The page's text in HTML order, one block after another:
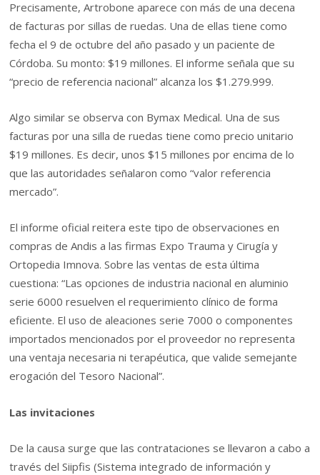
Precisamente, Artrobone aparece con más de una decena
de facturas por sillas de ruedas. Una de ellas tiene como
fecha el 9 de octubre del año pasado y un paciente de
Córdoba. Su monto: $19 millones. El informe señala que su
“precio de referencia nacional” alcanza los $1.279.999.
Algo similar se observa con Bymax Medical. Una de sus
facturas por una silla de ruedas tiene como precio unitario
$19 millones. Es decir, unos $15 millones por encima de lo
que las autoridades señalaron como “valor referencia
mercado”.
El informe oficial reitera este tipo de observaciones en
compras de Andis a las firmas Expo Trauma y Cirugía y
Ortopedia Imnova. Sobre las ventas de esta última
cuestiona: “Las opciones de industria nacional en aluminio
serie 6000 resuelven el requerimiento clínico de forma
eficiente. El uso de aleaciones serie 7000 o componentes
importados mencionados por el proveedor no representa
una ventaja necesaria ni terapéutica, que valide semejante
erogación del Tesoro Nacional”.
Las invitaciones
De la causa surge que las contrataciones se llevaron a cabo a
través del Siipfis (Sistema integrado de información y